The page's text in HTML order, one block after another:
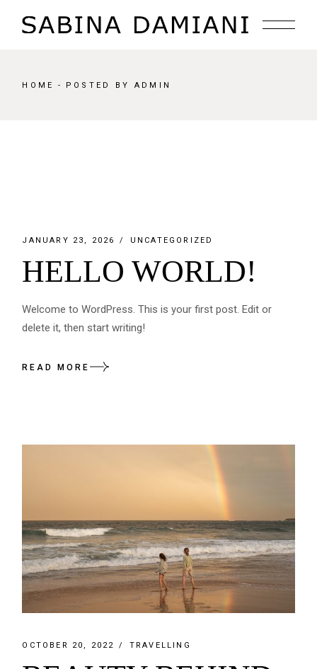
content
HOME POSTED BY ADMIN
JANUARY 23, 2026 UNCATEGORIZED
HELLO WORLD!
Welcome to WordPress. This is your first post. Edit or
delete it, then start writing!
READ MORE
OCTOBER 20, 2022 TRAVELLING